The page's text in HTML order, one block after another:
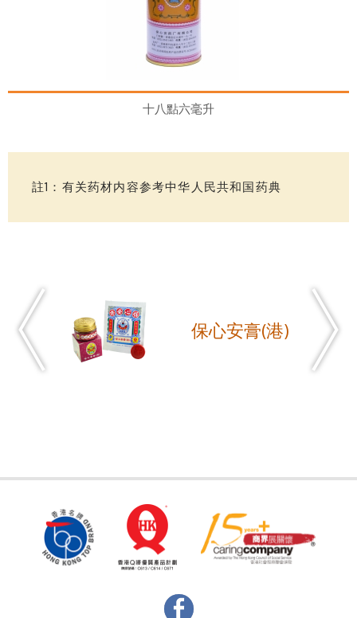
十八點六毫升
註1：有关药材内容参考中华人民共和国药典
保心安膏(港)